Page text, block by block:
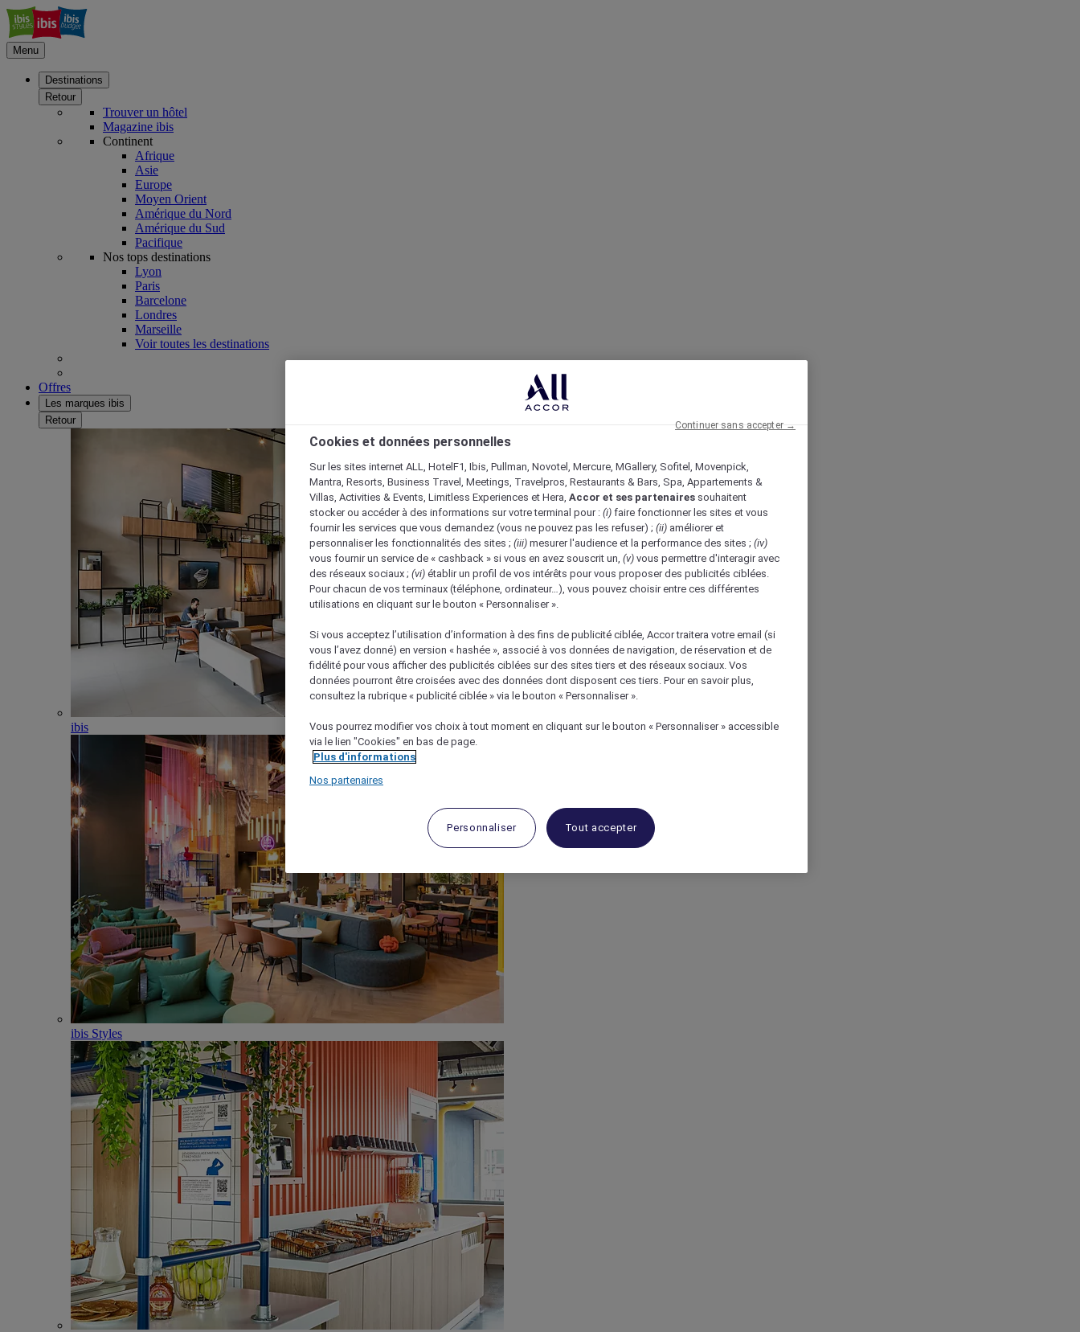
Menu
Destinations
Retour
Trouver un hôtel
Magazine ibis
Continent
Afrique
Asie
Europe
Moyen Orient
Amérique du Nord
Amérique du Sud
Pacifique
Nos tops destinations
Lyon
Paris
Barcelone
Londres
Marseille
Voir toutes les destinations
Offres
Les marques ibis
Retour
ibis
ibis Styles
Cookies et données personnelles
Sur les sites internet ALL, HotelF1, Ibis, Pullman, Novotel, Mercure, MGallery, Sofitel, Movenpick,
Mantra, Resorts, Business Travel, Meetings, Travelpros, Restaurants & Bars, Spa, Appartements &
Villas, Activities & Events, Limitless Experiences et Hera, Accor et ses partenaires souhaitent
stocker ou accéder à des informations sur votre terminal pour : (i) faire fonctionner les sites et vous
fournir les services que vous demandez (vous ne pouvez pas les refuser) ; (ii) améliorer et
personnaliser les fonctionnalités des sites ; (iii) mesurer l'audience et la performance des sites ; (iv)
vous fournir un service de « cashback » si vous en avez souscrit un, (v) vous permettre d'interagir avec
des réseaux sociaux ; (vi) établir un profil de vos intérêts pour vous proposer des publicités ciblées.
Pour chacun de vos terminaux (téléphone, ordinateur…), vous pouvez choisir entre ces différentes
utilisations en cliquant sur le bouton « Personnaliser ».
Si vous acceptez l’utilisation d’information à des fins de publicité ciblée, Accor traitera votre email (si
vous l’avez donné) en version « hashée », associé à vos données de navigation, de réservation et de
fidélité pour vous afficher des publicités ciblées sur des sites tiers et des réseaux sociaux. Vos
données pourront être croisées avec des données dont disposent ces tiers. Pour en savoir plus,
consultez la rubrique « publicité ciblée » via le bouton « Personnaliser ».
Vous pourrez modifier vos choix à tout moment en cliquant sur le bouton « Personnaliser » accessible
via le lien "Cookies" en bas de page.
Plus d'informations
Nos partenaires
Personnaliser Tout accepter
Continuer sans accepter →